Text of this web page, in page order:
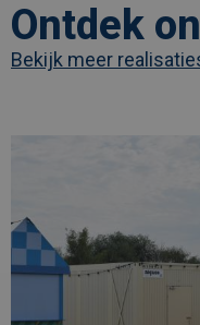
Ontdek
Bekijk meer
voor
modulaire
festivalinfrastructuur